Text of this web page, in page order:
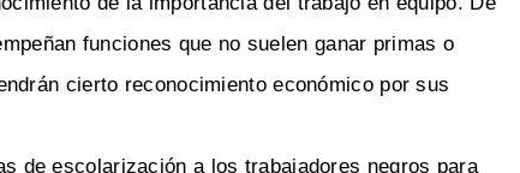
funciones que no suelen ganar primas o
cierto reconocimiento económico por sus
de escolarización a los trabajadores negros para